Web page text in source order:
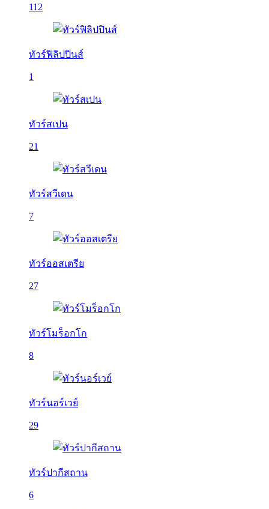
112
ทัวร์ฟิลิปปินส์
1
ทัวร์สเปน
21
ทัวร์สวีเดน
7
ทัวร์ออสเตรีย
27
ทัวร์โมร็อกโก
8
ทัวร์นอร์เวย์
29
ทัวร์ปากีสถาน
6